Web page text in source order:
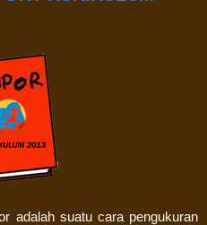
adalah suatu cara pengukuran